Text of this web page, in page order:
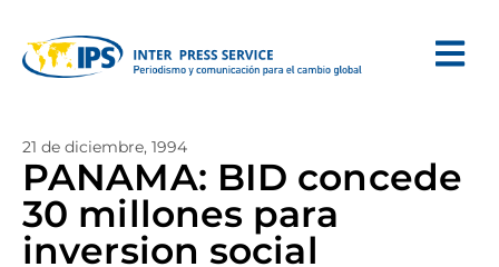
21 de diciembre, 1994
PANAMA: BID concede
30 millones para
inversion social